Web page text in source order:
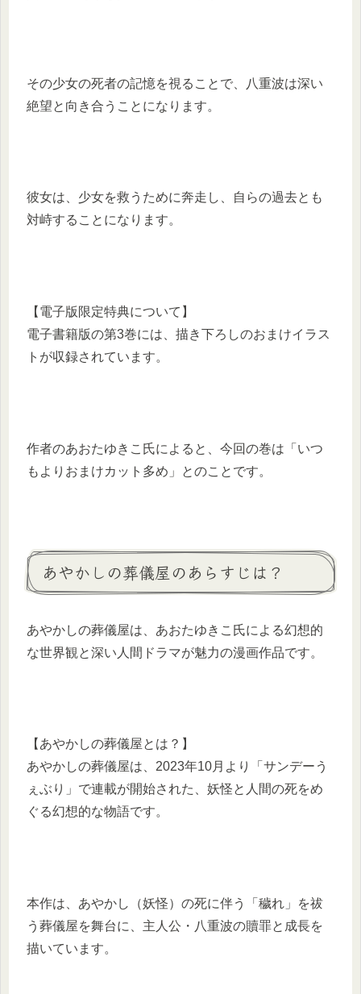
その少女の死者の記憶を視ることで、八重波は深い
絶望と向き合うことになります。
彼女は、少女を救うために奔走し、自らの過去とも
対峙することになります。
【電子版限定特典について】
電子書籍版の第3巻には、描き下ろしのおまけイラス
トが収録されています。
作者のあおたゆきこ氏によると、今回の巻は「いつ
もよりおまけカット多め」とのことです。
あやかしの葬儀屋のあらすじは？
あやかしの葬儀屋は、あおたゆきこ氏による幻想的
な世界観と深い人間ドラマが魅力の漫画作品です。
【あやかしの葬儀屋とは？】
あやかしの葬儀屋は、2023年10月より「サンデーう
ぇぶり」で連載が開始された、妖怪と人間の死をめ
ぐる幻想的な物語です。
本作は、あやかし（妖怪）の死に伴う「穢れ」を祓
う葬儀屋を舞台に、主人公・八重波の贖罪と成長を
描いています。